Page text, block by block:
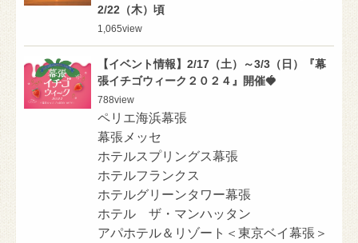
2/22（木）頃
1,065view
【イベント情報】2/17（土）～3/3（日）『幕
張イチゴウィーク２０２４』開催🍓
788view
ペリエ海浜幕張
幕張メッセ
ホテルスプリングス幕張
ホテルフランクス
ホテルグリーンタワー幕張
ホテル ザ・マンハッタン
アパホテル＆リゾート＜東京ベイ幕張＞